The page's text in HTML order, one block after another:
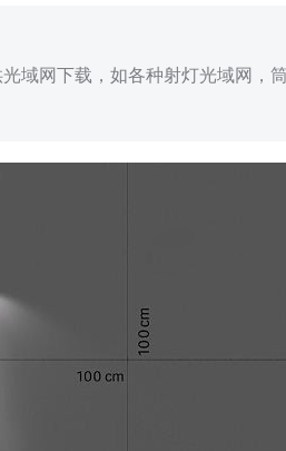
域网下载，如各种射灯光域网，